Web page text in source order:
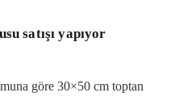
satışı yapıyor
göre 30×50 cm toptan